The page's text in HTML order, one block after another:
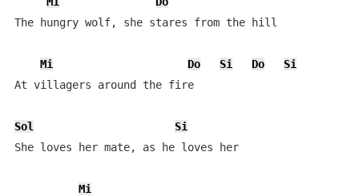
The hungry wolf, she stares from the hill
Mi Do Si Do
Si
At villagers around the fire
Sol
Si
She loves her mate, as he loves her
Mi